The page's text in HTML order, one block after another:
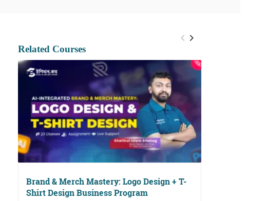
Related Courses
Brand & Merch Mastery: Logo Design + T-
Shirt Design Business Program